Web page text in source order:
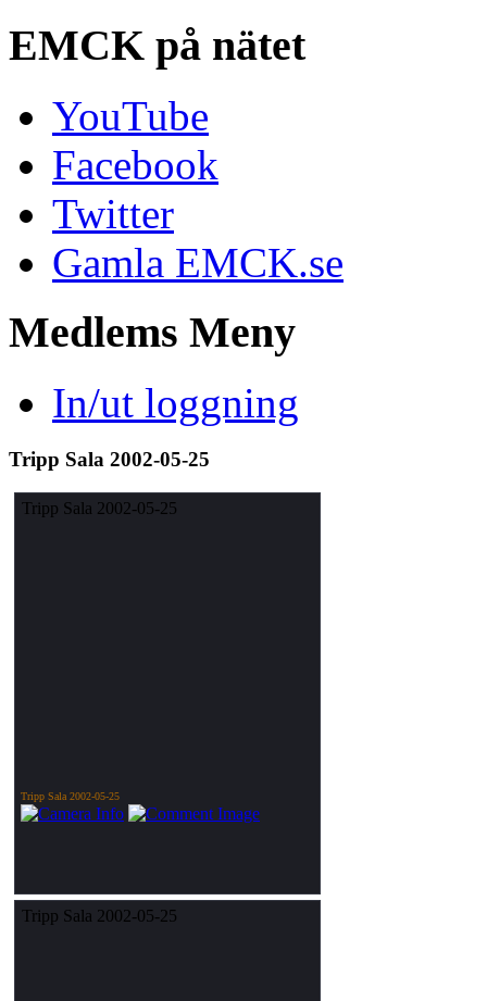
EMCK på nätet
YouTube
Facebook
Twitter
Gamla EMCK.se
Medlems Meny
In/ut loggning
Tripp Sala 2002-05-25
Tripp Sala 2002-05-25
Tripp Sala 2002-05-25
Tripp Sala 2002-05-25